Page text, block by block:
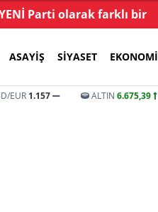
Parti olarak farklı bir
gelecek öneriyoruz
ASAYIŞ SIYASET EKONOMI
EUR 1.157 ALTIN 6.675,39